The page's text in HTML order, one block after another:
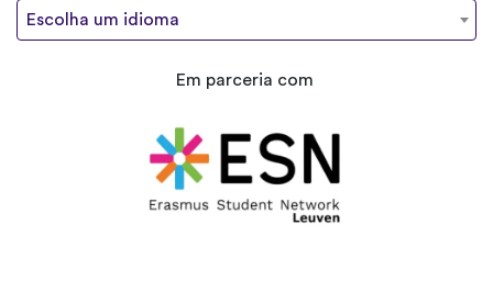
Escolha um idioma
Em parceria com